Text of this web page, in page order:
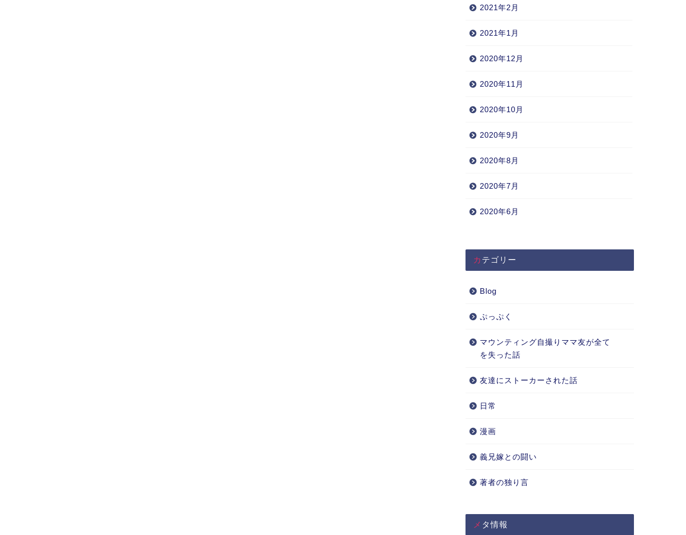
2021年2月
2021年1月
2020年12月
2020年11月
2020年10月
2020年9月
2020年8月
2020年7月
2020年6月
カテゴリー
Blog
ぷっぷく
マウンティング自撮りママ友が全て
を失った話
友達にストーカーされた話
日常
漫画
義兄嫁との闘い
著者の独り言
メタ情報